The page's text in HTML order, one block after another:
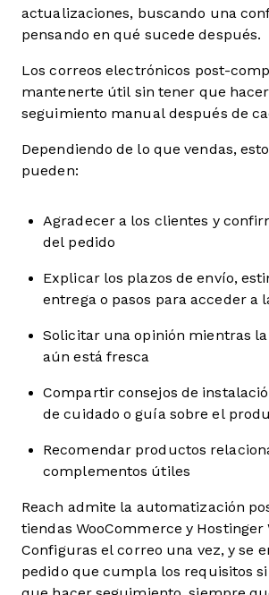
actualizaciones, buscando una
pensando en qué sucede después.
Los correos electrónicos post-
mantenerte útil sin tener que
seguimiento manual después de
Dependiendo de lo que vendas,
pueden:
Agradecer a los clientes y
del pedido
Explicar los plazos de envío,
entrega o pasos para acceder a
Solicitar una opinión mientras
aún está fresca
Compartir consejos de
de cuidado o guía sobre el
Recomendar productos
complementos útiles
Reach admite la automatización
tiendas WooCommerce y Hostinger
Configuras el correo una vez, y se
pedido que cumpla los requisitos